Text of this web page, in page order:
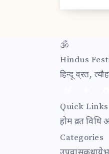
🕉
Hindus
हिन्दू व्रत,
Quick Links
होम व्रत विधि
Categories